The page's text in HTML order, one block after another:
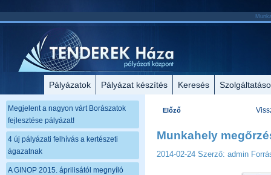
Pályázatok Pályázat készítés Keresés
Megjelent a nagyon várt Borászatok
fejlesztése pályázat!
4 új pályázati felhívás a kertészeti
ágazatnak
A GINOP 2015. áprilisától megnyíló
Előző
Munkahely
2014-02-24 Szerző: admin